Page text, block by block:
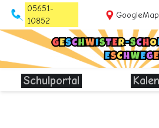
05651-
10852
Schulportal